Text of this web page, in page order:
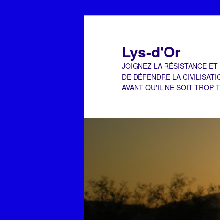
Lys-d'Or
JOIGNEZ LA RÉSISTANCE
DE DÉFENDRE LA
AVANT QU'IL NE SOIT TROP